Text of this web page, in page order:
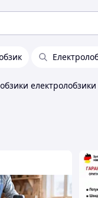
електролобзики